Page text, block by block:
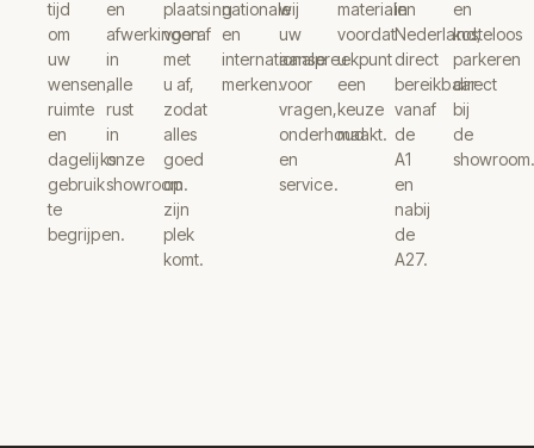
tijd
om
uw
wensen,
ruimte
en
dagelijks
gebruik
te
begrijpen.
en
afwerkingen
in
alle
rust
in
onze
showroom.
plaatsing
vooraf
met
u af,
zodat
alles
goed
op
zijn
plek
komt.
nationale
en
internationale
merken.
wij
uw
aanspreekpunt
voor
vragen,
onderhoud
en
service.
materialen
voordat
u
een
keuze
maakt.
in
Nederland,
direct
bereikbaar
vanaf
de
A1
en
nabij
de
A27.
en
kosteloos
parkeren
direct
bij
de